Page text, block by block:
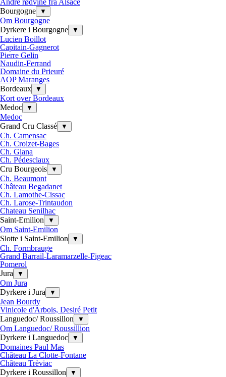
Andre rødvine fra Alsace
Bourgogne
▼
Om Bourgogne
Dyrkere i Bourgogne
▼
Lucien Boillot
Capitain-Gagnerot
Pierre Gelin
Naudin-Ferrand
Domaine du Prieuré
AOP Maranges
Bordeaux
▼
Kort over Bordeaux
Medoc
▼
Medoc
Grand Cru Classé
▼
Ch. Camensac
Ch. Croizet-Bages
Ch. Glana
Ch. Pédesclaux
Cru Bourgeois
▼
Ch. Beaumont
Château Begadanet
Ch. Lamothe-Cissac
Ch. Larose-Trintaudon
Chateau Senilhac
Saint-Emilion
▼
Om Saint-Emilion
Slotte i Saint-Emilion
▼
Ch. Formbrauge
Grand Barrail-Laramarzelle-Figeac
Pomerol
Jura
▼
Om Jura
Dyrkere i Jura
▼
Jean Bourdy
Vinicole d'Arbois, Desiré Petit
Languedoc/ Roussillon
▼
Om Languedoc/ Roussillion
Dyrkere i Languedoc
▼
Domaines Paul Mas
Château La Clotte-Fontane
Château Trèviac
Dyrkere i Roussillon
▼